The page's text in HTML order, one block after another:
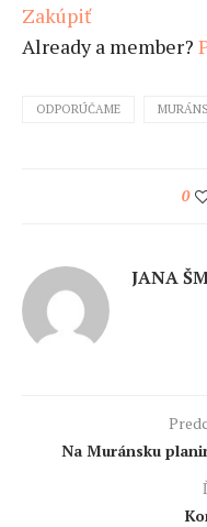
Zakúpiť
Already a member?
ODPORÚČAME
0
JANA
Na Muránsku